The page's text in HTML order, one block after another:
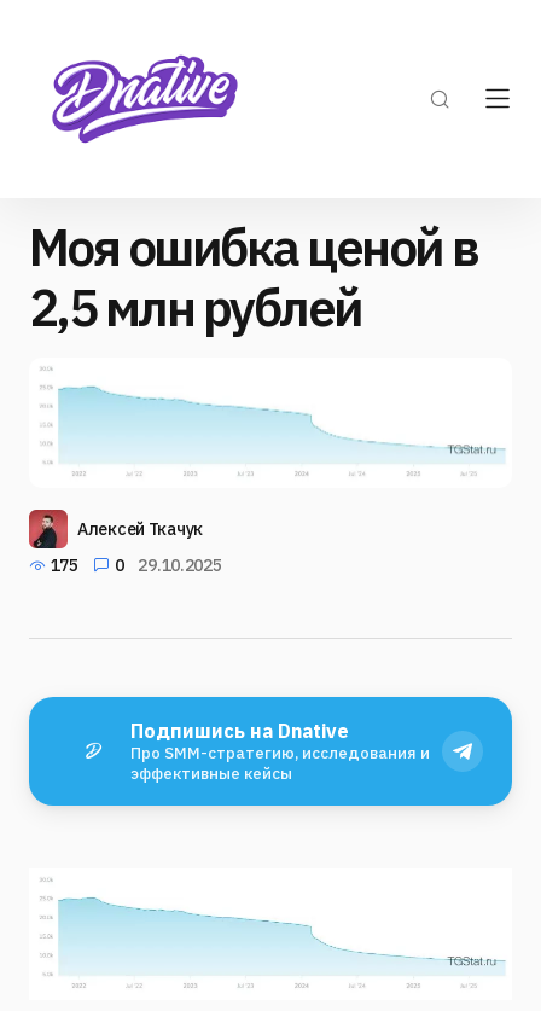
Моя ошибка ценой в
2,5 млн рублей
Алексей Ткачук
175
0 29.10.2025
Подпишись на Dnative
Про SMM-стратегию, исследования и
эффективные кейсы